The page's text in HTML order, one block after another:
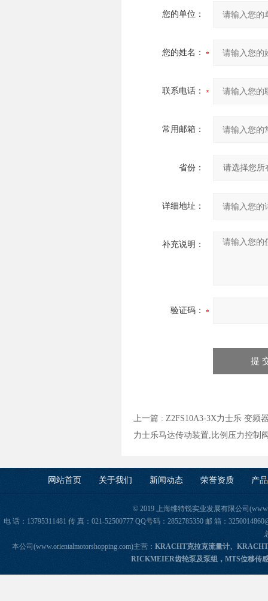
您的单位：
您的姓名：
联系电话：
常用邮箱：
省份：
详细地址：
补充说明：
验证码：
上一篇 : Z2FS10A3-3X力士乐 变频
力士乐马达传动装置,比例压力控制
网站首页 关于我们 新闻动态 荣誉资质 产
© 2019 上海维特锐实业发展有限公司
电 话：13795311481 传 真：021-52500777 QQ号码：2852785350 邮 箱：
本公司(www.orientalmotorshopping.com)主营： KRACHT克拉克流量计、
RICKMEIER齿轮泵及泵组，MTS位移传